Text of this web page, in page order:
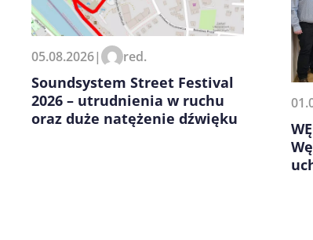
Zapamiętaj moje dane
kolejnych komentarzy.
05.08.2026| red.
Soundsystem Street Festival
2026 – utrudnienia w ruchu
oraz duże natężenie dźwięku